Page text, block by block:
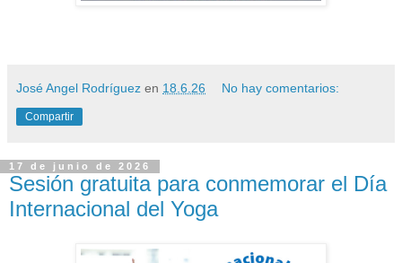
José Angel Rodríguez en 18.6.26 No hay comentarios:
Compartir
17 de junio de 2026
Sesión gratuita para conmemorar el Día
Internacional del Yoga